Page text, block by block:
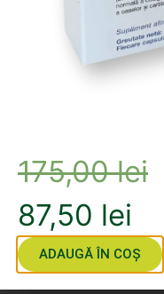
175,00lei
87,50 lei
ADAUGĂ ÎN COȘ